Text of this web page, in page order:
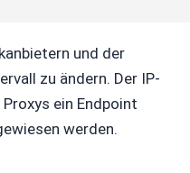
und der
zu ändern. Der IP-
ein Endpoint
werden.